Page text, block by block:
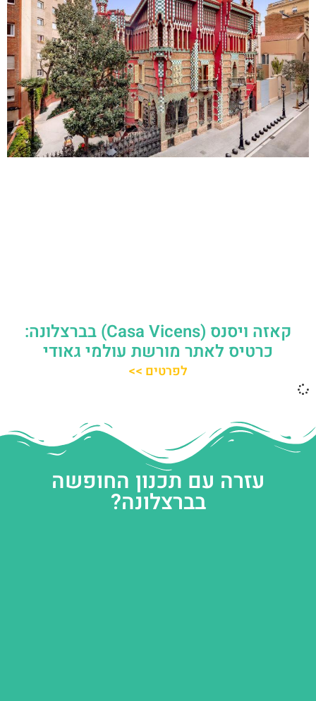
קאזה ויסנס (Casa Vicens) בברצלונה:
כרטיס לאתר מורשת עולמי גאודי
לפרטים >>
עזרה עם תכנון החופשה
בברצלונה?